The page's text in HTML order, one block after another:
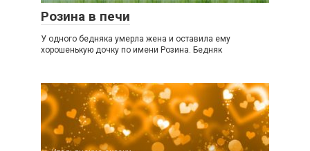
Розина в печи
У одного бедняка умерла жена и оставила ему
хорошенькую дочку по имени Розина. Бедняк